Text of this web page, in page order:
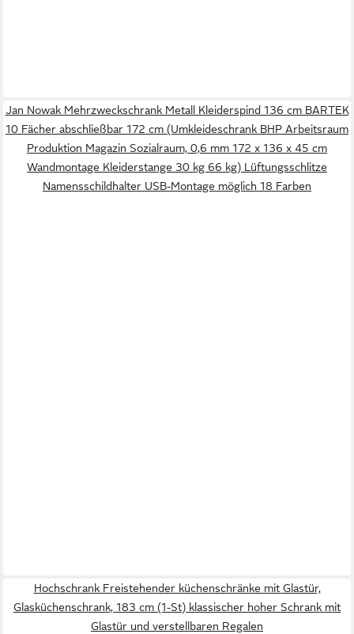
Jan Nowak Mehrzweckschrank Metall Kleiderspind 136 cm BARTEK
10 Fächer abschließbar 172 cm (Umkleideschrank BHP Arbeitsraum
Produktion Magazin Sozialraum, 0,6 mm 172 x 136 x 45 cm
Wandmontage Kleiderstange 30 kg 66 kg) Lüftungsschlitze
Namensschildhalter USB-Montage möglich 18 Farben
Hochschrank Freistehender küchenschränke mit Glastür,
Glasküchenschrank, 183 cm (1-St) klassischer hoher Schrank mit
Glastür und verstellbaren Regalen